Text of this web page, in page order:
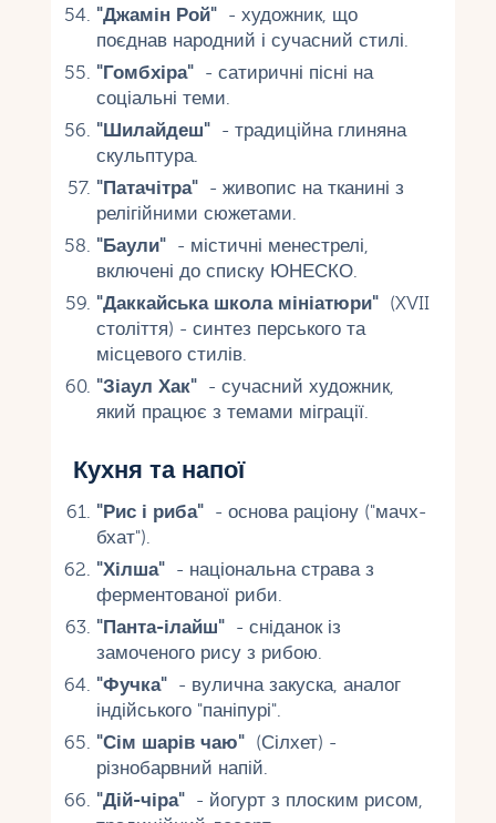
"Джамін Рой"- художник, що
поєднав народний і сучасний стилі.
"Гомбхіра"- сатиричні пісні на
соціальні теми.
"Шилайдеш"- традиційна глиняна
скульптура.
"Патачітра"- живопис на тканині з
релігійними сюжетами.
"Баули"- містичні менестрелі,
включені до списку ЮНЕСКО.
"Даккайська школа мініатюри"(XVII
століття) - синтез перського та
місцевого стилів.
"Зіаул Хак"- сучасний художник,
який працює з темами міграції.
Кухня та напої
"Рис і риба"- основа раціону ("мачх-
бхат").
"Хілша"- національна страва з
ферментованої риби.
"Панта-ілайш"- сніданок із
замоченого рису з рибою.
"Фучка"- вулична закуска, аналог
індійського "паніпурі".
"Сім шарів чаю"​​(Сілхет) -
різнобарвний напій.
"Дій-чіра"- йогурт з плоским рисом,